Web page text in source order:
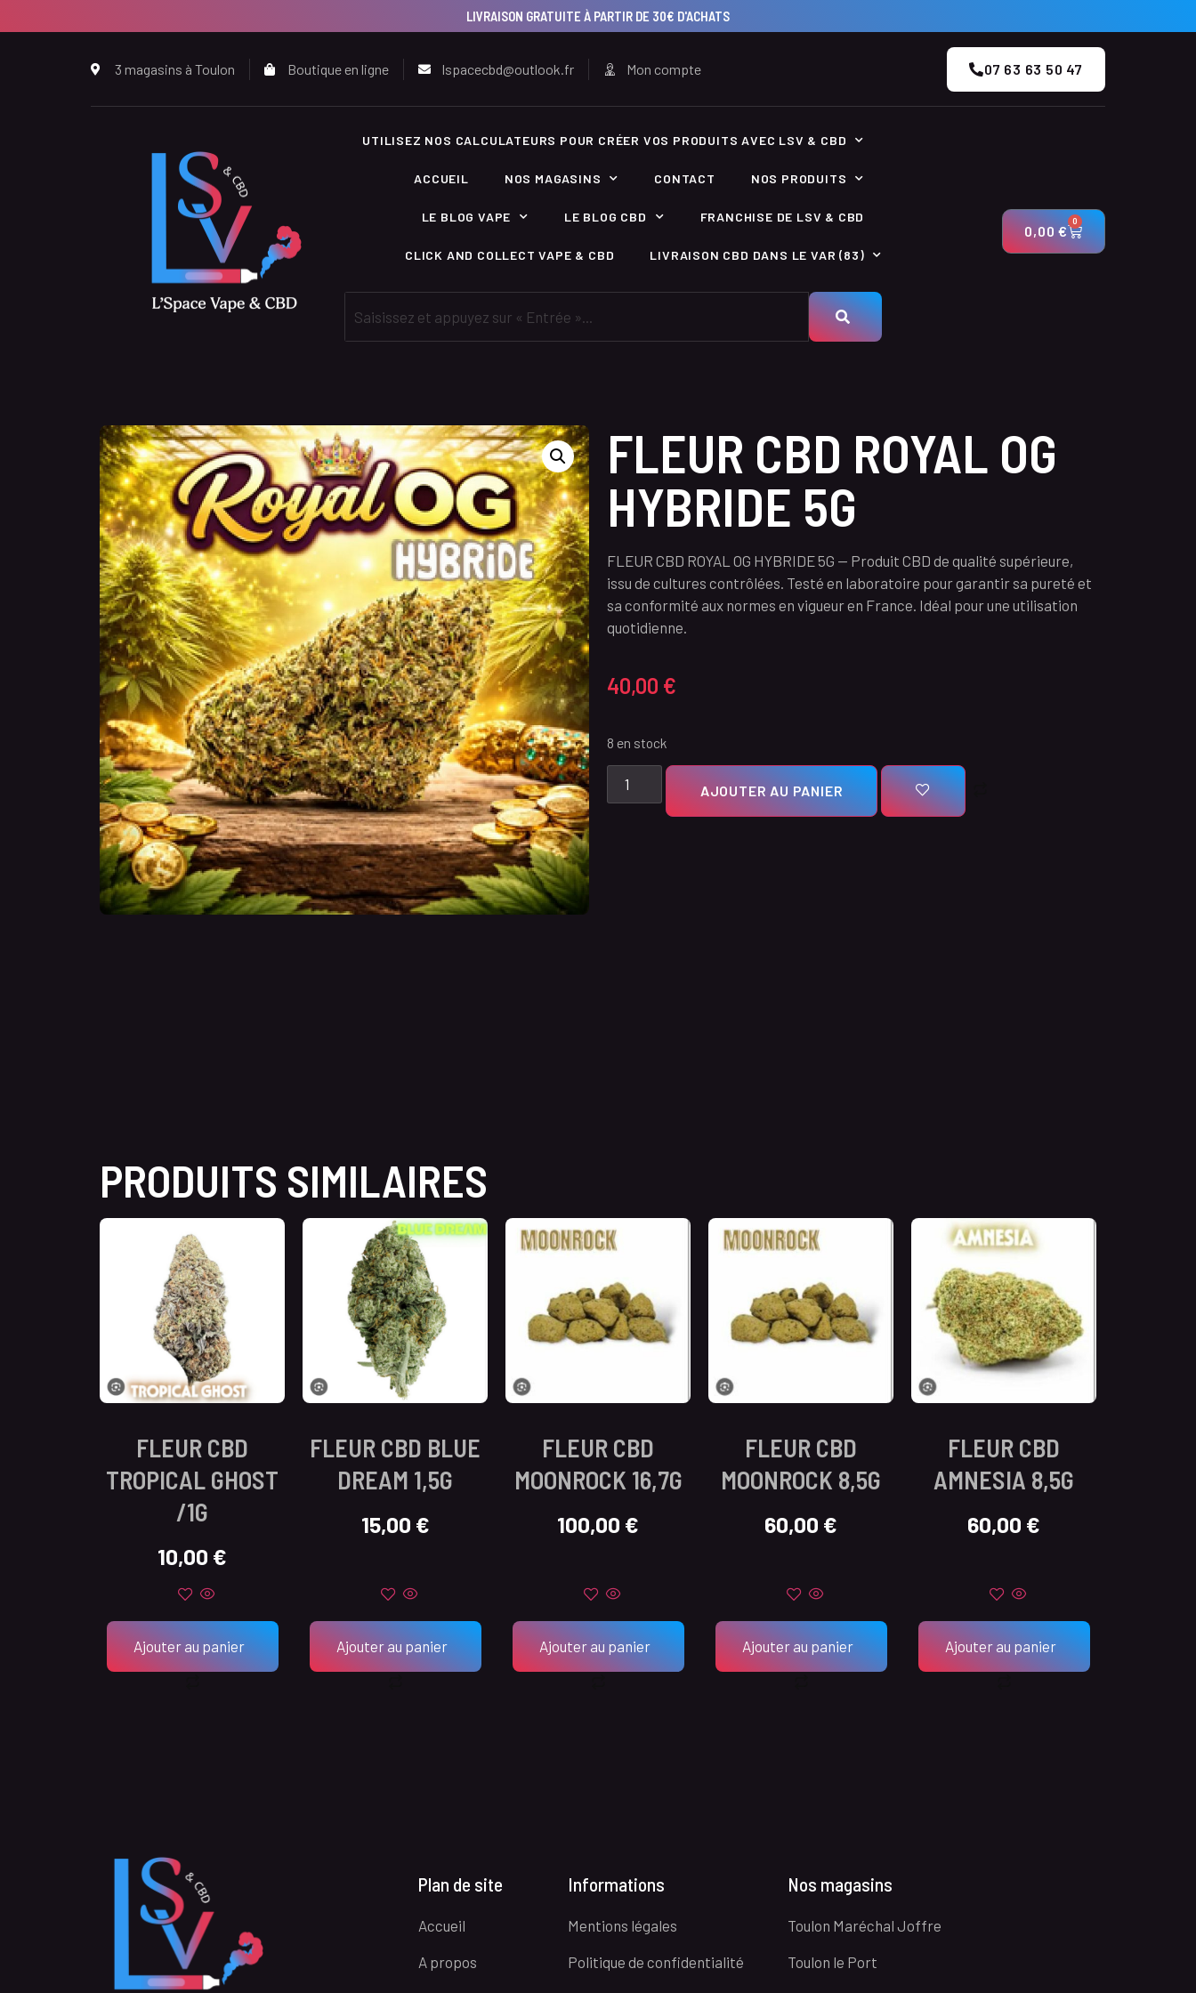
LIVRAISON GRATUITE À PARTIR DE 30€ D'ACHATS
3 magasins à Toulon Boutique en ligne lspacecbd@outlook.fr Mon compte 07 63 63 50 47
UTILISEZ NOS CALCULATEURS POUR CRÉER VOS PRODUITS AVEC LSV & CBD
ACCUEIL NOS MAGASINS CONTACT NOS PRODUITS
LE BLOG VAPE LE BLOG CBD FRANCHISE DE LSV & CBD
CLICK AND COLLECT VAPE & CBD LIVRAISON CBD DANS LE VAR (83)
0,00€
0
FLEUR CBD ROYAL OG
HYBRIDE 5G
FLEUR CBD ROYAL OG HYBRIDE 5G — Produit CBD de qualité supérieure,
issu de cultures contrôlées. Testé en laboratoire pour garantir sa pureté et
sa conformité aux normes en vigueur en France. Idéal pour une utilisation
quotidienne.
40,00 €
8 en stock
AJOUTER AU PANIER
PRODUITS SIMILAIRES
FLEUR CBD
TROPICAL GHOST
/1G
10,00 €
Ajouter au panier
FLEUR CBD BLUE
DREAM 1,5G
15,00 €
Ajouter au panier
FLEUR CBD
MOONROCK 16,7G
100,00 €
Ajouter au panier
FLEUR CBD
MOONROCK 8,5G
60,00 €
Ajouter au panier
FLEUR CBD
AMNESIA 8,5G
60,00 €
Ajouter au panier
Plan de site
Accueil
A propos
Informations
Mentions légales
Politique de confidentialité
Nos magasins
Toulon Maréchal Joffre
Toulon le Port